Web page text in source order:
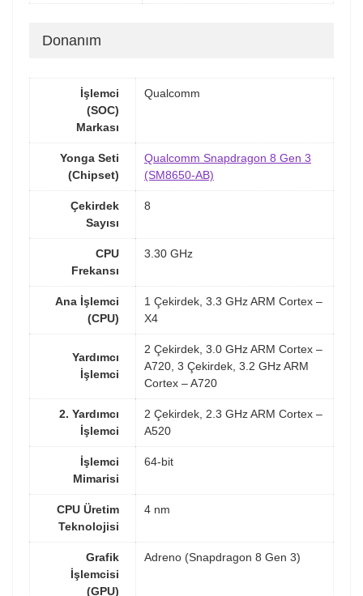
Donanım
İşlemci
(SOC)
Markası
Qualcomm
Yonga Seti
(Chipset)
Qualcomm Snapdragon 8 Gen 3
(SM8650-AB)
Çekirdek
Sayısı
8
CPU
Frekansı
3.30 GHz
Ana İşlemci
(CPU)
1 Çekirdek, 3.3 GHz ARM Cortex –
X4
Yardımcı
İşlemci
2 Çekirdek, 3.0 GHz ARM Cortex –
A720, 3 Çekirdek, 3.2 GHz ARM
Cortex – A720
2. Yardımcı
İşlemci
2 Çekirdek, 2.3 GHz ARM Cortex –
A520
İşlemci
Mimarisi
64-bit
CPU Üretim
Teknolojisi
4 nm
Grafik
İşlemcisi
(GPU)
Adreno (Snapdragon 8 Gen 3)